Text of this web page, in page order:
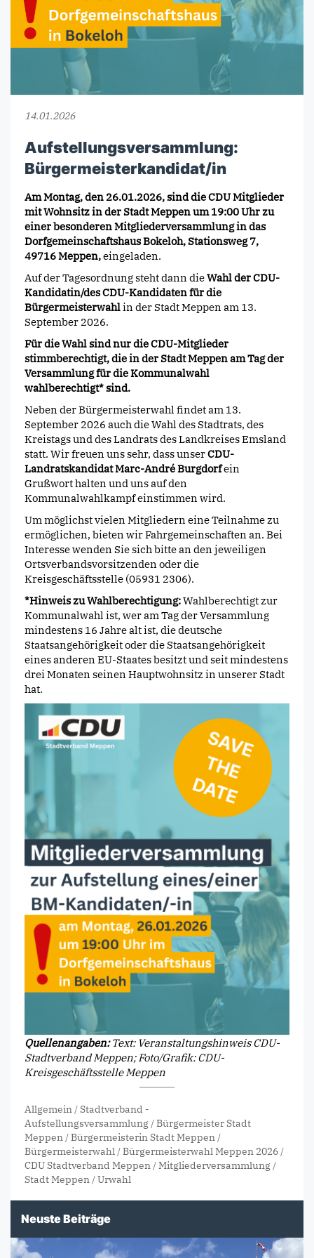
14.01.2026
Aufstellungsversammlung:
Bürgermeisterkandidat/in
Am Montag, den 26.01.2026, sind die CDU Mitglieder
mit Wohnsitz in der Stadt Meppen um 19:00 Uhr zu
einer besonderen Mitgliederversammlung in das
Dorfgemeinschaftshaus Bokeloh, Stationsweg 7,
49716 Meppen,eingeladen.
Auf der Tagesordnung steht dann dieWahl der CDU-
Kandidatin/des CDU-Kandidaten für die
Bürgermeisterwahlin der Stadt Meppen am 13.
September 2026.
Für die Wahl sind nur die CDU-Mitglieder
stimmberechtigt, die in der Stadt Meppen amTag der
Versammlung für die Kommunalwahl
wahlberechtigt* sind.
Neben der Bürgermeisterwahl findet am 13.
September 2026 auch die Wahl des Stadtrats, des
Kreistags und des Landrats des Landkreises Emsland
statt. Wir freuen uns sehr, dass unserCDU-
Landratskandidat Marc-André Burgdorfein
Grußwort halten und uns auf den
Kommunalwahlkampf einstimmen wird.
Um möglichst vielen Mitgliedern eine Teilnahme zu
ermöglichen, bieten wir Fahrgemeinschaften an. Bei
Interesse wenden Sie sich bitte an den jeweiligen
Ortsverbandsvorsitzenden oder die
Kreisgeschäftsstelle (05931 2306).
*Hinweis zu Wahlberechtigung:Wahlberechtigt zur
Kommunalwahl ist, wer am Tag der Versammlung
mindestens 16 Jahre alt ist, die deutsche
Staatsangehörigkeit oder die Staatsangehörigkeit
eines anderen EU-Staates besitzt und seit mindestens
drei Monaten seinen Hauptwohnsitz in unserer Stadt
hat.
Quellenangaben:Text: Veranstaltungshinweis CDU-
Stadtverband Meppen; Foto/Grafik: CDU-
Kreisgeschäftsstelle Meppen
Allgemein /Stadtverband -
Aufstellungsversammlung /Bürgermeister Stadt
Meppen /Bürgermeisterin Stadt Meppen /
Bürgermeisterwahl /Bürgermeisterwahl Meppen 2026 /
CDU Stadtverband Meppen /Mitgliederversammlung /
Stadt Meppen /Urwahl
Neuste Beiträge